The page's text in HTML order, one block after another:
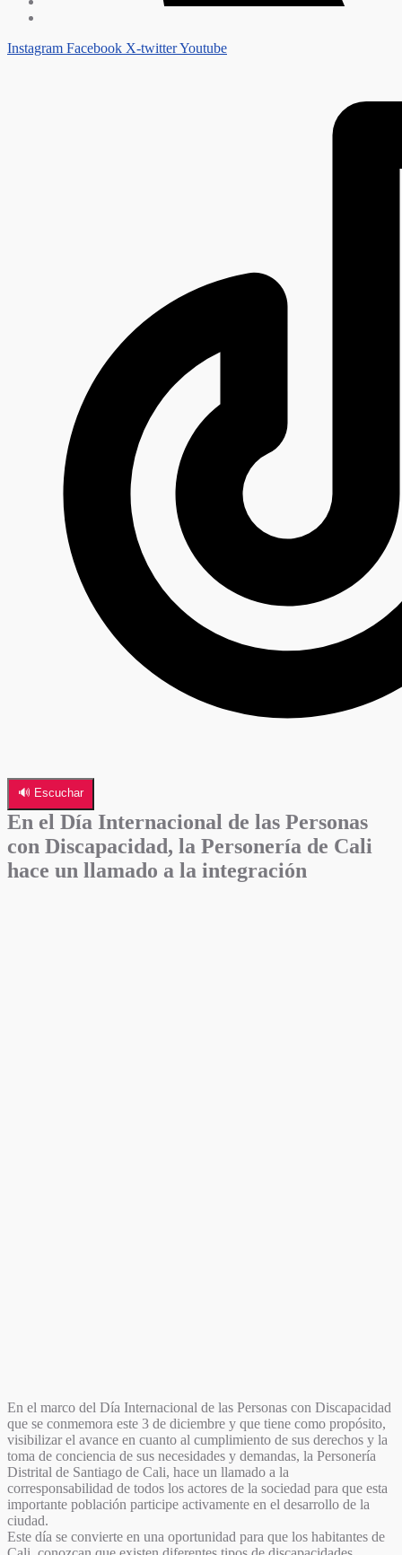
Instagram Facebook X-twitterYoutube
🔊 Escuchar
En el Día Internacional de las Personas
con Discapacidad, la Personería de Cali
hace un llamado a la integración
En el marco del Día Internacional de las Personas con Discapacidad
que se conmemora este 3 de diciembre y que tiene como propósito,
visibilizar el avance en cuanto al cumplimiento de sus derechos y la
toma de conciencia de sus necesidades y demandas, la Personería
Distrital de Santiago de Cali, hace un llamado a la
corresponsabilidad de todos los actores de la sociedad para que esta
importante población participe activamente en el desarrollo de la
ciudad.
Este día se convierte en una oportunidad para que los habitantes de